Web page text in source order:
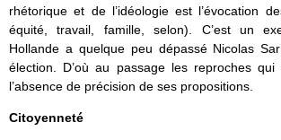
rhétorique et de l’idéologie est l’évocation
équité, travail, famille, selon). C’est un
Hollande a quelque peu dépassé Nicolas
élection. D’où au passage les reproches
l’absence de précision de ses propositions.
Citoyenneté